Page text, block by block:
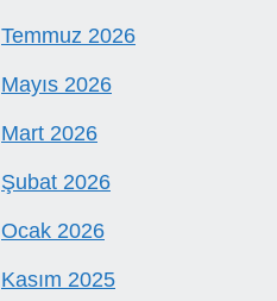
Temmuz 2026
Mayıs 2026
Mart 2026
Şubat 2026
Ocak 2026
Kasım 2025